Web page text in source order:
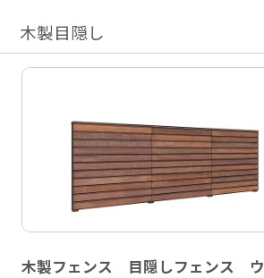
木製目隠し
木製フェンス 目隠しフェンス ウ